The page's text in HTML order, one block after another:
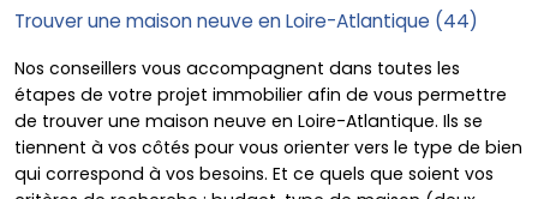
Trouver une maison neuve en Loire-Atlantique (44)
Nos conseillers vous accompagnent dans toutes les
étapes de votre projet immobilier afin de vous permettre
de trouver une maison neuve en Loire-Atlantique. Ils se
tiennent à vos côtés pour vous orienter vers le type de bien
qui correspond à vos besoins. Et ce quels que soient vos